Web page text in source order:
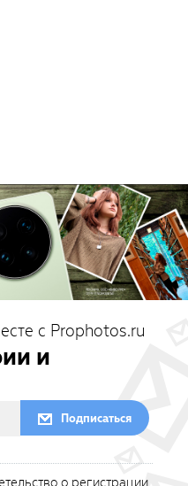
с Prophotos.ru
и
Подписаться
о регистрации